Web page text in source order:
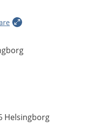
Helsingborg